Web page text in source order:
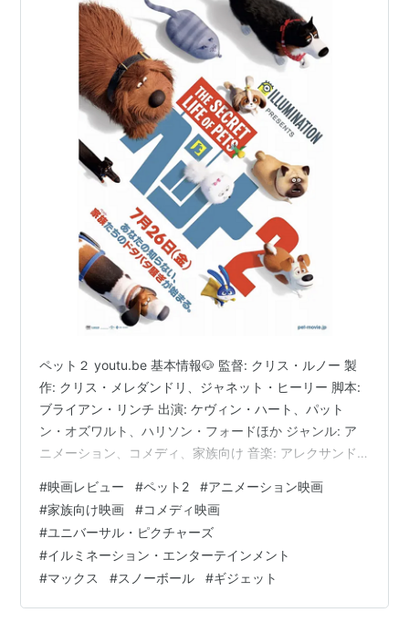
ペット２ youtu.be 基本情報🐶 監督: クリス・ルノー 製
作: クリス・メレダンドリ、ジャネット・ヒーリー 脚本:
ブライアン・リンチ 出演: ケヴィン・ハート、パット
ン・オズワルト、ハリソン・フォードほか ジャンル: ア
ニメーション、コメディ、家族向け 音楽: アレクサンド
興行収入: 1億5,825万7,265ドル（最終） 世界興行収入:
4億2,943万4,163ドル（最終） ストーリー概要🐶 「ペッ
ト2」では、飼い主が留守中にペットたちがどのように過
ごしているのかが再び描かれます 🐾。 主人公の犬・マッ
クスは、新し…
#映画レビュー #ペット2 #アニメーション映画
#家族向け映画 #コメディ映画
#ユニバーサル・ピクチャーズ
#イルミネーション・エンターテインメント
#マックス #スノーボール #ギジェット